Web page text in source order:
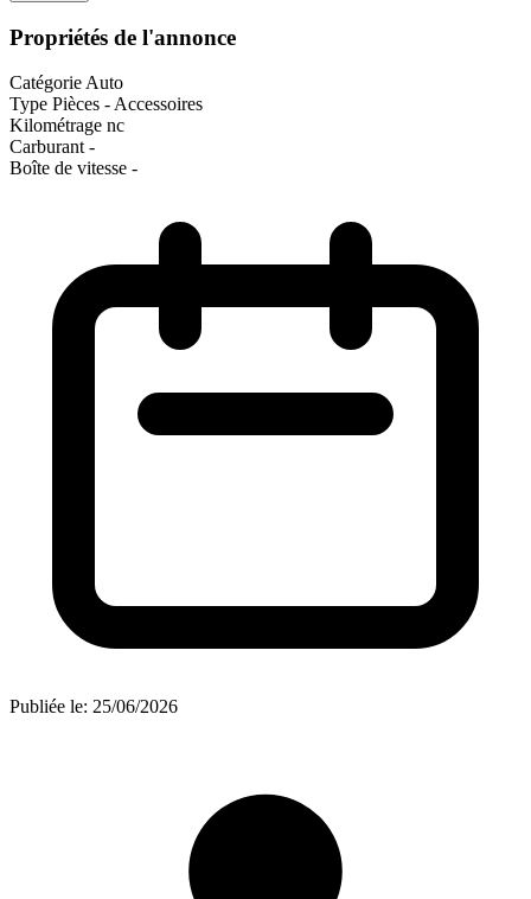
Propriétés de l'annonce
CatégorieAuto
Type Pièces - Accessoires
Kilométrage nc
Carburant -
Boîte de vitesse -
Publiée le: 25/06/2026